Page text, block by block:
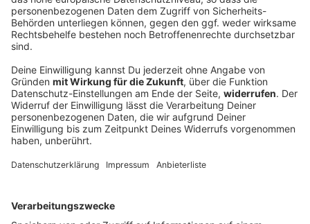
Lehrer
Vor drei Jahren rüttelte die Flugblattaffäre um Hubert
Aiwanger die bayerische Landespolitik heftig
durcheinander. Viele haben das schon wieder
Regensburg.
DEINE GEMERKTEN ARTIKEL